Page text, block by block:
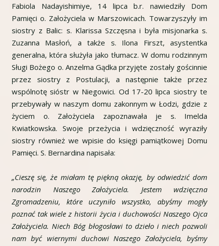
Fabiola Nadayishimiye, 14 lipca b.r. nawiedziły Dom
Pamięci o. Założyciela w Marszowicach. Towarzyszyły im
siostry z Balic: s. Klarissa Szczęsna i była misjonarka s.
Zuzanna Masłoń, a także s. Ilona Firszt, asystentka
generalna, która służyła jako tłumacz. W domu rodzinnym
Sługi Bożego o. Anzelma Gądka przyjęte zostały gościnnie
przez siostry z Postulacji, a następnie także przez
wspólnotę sióstr w Niegowici. Od 17-20 lipca siostry te
przebywały w naszym domu zakonnym w Łodzi, gdzie z
życiem o. Założyciela zapoznawała je s. Imelda
Kwiatkowska. Swoje przeżycia i wdzięczność wyraziły
siostry również we wpisie do księgi pamiątkowej Domu
Pamięci. S. Bernardina napisała:
„Cieszę się, że miałam tę piękną okazję, by odwiedzić dom
narodzin Naszego Założyciela. Jestem wdzięczna
Zgromadzeniu, które uczyniło wszystko, abyśmy mogły
poznać tak wiele z historii życia i duchowości Naszego Ojca
Założyciela. Niech Bóg błogosławi to dzieło i niech pozwoli
nam być wiernymi duchowi Naszego Założyciela, byśmy